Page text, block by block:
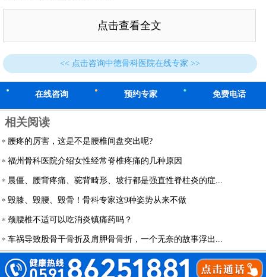
点击查看全文
<< 点击咨询中德骨科医院在线专家 >>
在线咨询 预约专家 免费电话
相关阅读
腰疼的厉害，这是不是腰椎间盘突出呢?
福州骨科医院介绍女性经常脊椎疼痛的几种原因
晨僵、腰背疼痛、驼背畸形、坡行都是强直性脊柱炎的症...
毁膝、毁腰、毁骨！骨科专家这9种姿势从来不做
颈腰椎不适可以吃消炎镇痛药吗？
车祸导致股骨干骨折及肩胛骨骨折，一个无奈的故事浮出...